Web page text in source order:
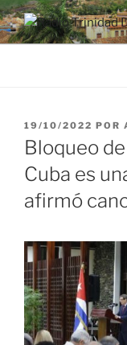
Saltar
al
contenido
RADIO
Desde la Ciudad
PUBLICADO
EL
19/10/2022 POR
Bloqueo
Cuba es
afirmó